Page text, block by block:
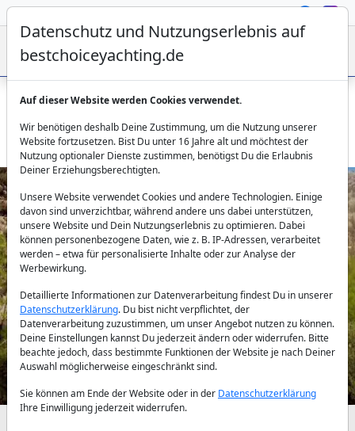
Gulet VGO – Rhodos private Gulet-Kreuzfahrt mit acht
Kabinen
Previous Next
Datenschutz und Nutzungserlebnis auf
bestchoiceyachting.de
Auf dieser Website werden Cookies verwendet.
Wir benötigen deshalb Deine Zustimmung, um die Nutzung unserer
Website fortzusetzen. Bist Du unter 16 Jahre alt und möchtest der
Nutzung optionaler Dienste zustimmen, benötigst Du die Erlaubnis
Deiner Erziehungsberechtigten.
Unsere Website verwendet Cookies und andere Technologien. Einige
davon sind unverzichtbar, während andere uns dabei unterstützen,
unsere Website und Dein Nutzungserlebnis zu optimieren. Dabei
können personenbezogene Daten, wie z. B. IP-Adressen, verarbeitet
werden – etwa für personalisierte Inhalte oder zur Analyse der
Werbewirkung.
Detaillierte Informationen zur Datenverarbeitung findest Du in unserer
Datenschutzerklärung. Du bist nicht verpflichtet, der
Datenverarbeitung zuzustimmen, um unser Angebot nutzen zu können.
Deine Einstellungen kannst Du jederzeit ändern oder widerrufen. Bitte
beachte jedoch, dass bestimmte Funktionen der Website je nach Deiner
Auswahl möglicherweise eingeschränkt sind.
Sie können am Ende der Website oder in der Datenschutzerklärung
Ihre Einwilligung jederzeit widerrufen.